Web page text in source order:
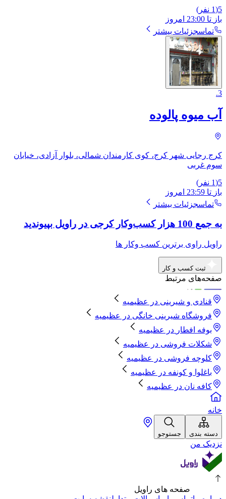
5
(
1 نفر)
باز تا 23:00 امروز
تماسجزئیات بیشتر
3
.
آب میوه پالوده
کرج رجایی شهر کرج، کوی کارمندان شمالی، بلوار آزادی، خیابان
سوم غربی
5
(
1 نفر)
باز تا 23:59 امروز
تماسجزئیات بیشتر
به جمع 100 هزار کسب‌وکار کرجی در راویل بپیوندید
راویل راوی برترین کسب وکار ها
ثبت کسب و کار
صفحه‌های مرتبط
قنادی و شیرینی در
عظیمیه
فروشگاه شیرینی خانگی در
عظیمیه
بوفه افطار در
عظیمیه
شکلات فروشی در
عظیمیه
کلوچه فروشی در
عظیمیه
باغلوا و کونفه در
عظیمیه
کافه نان در عظیمیه
خانه
دسته بندی جستوجو
نزدیک من
صفحه های راویل